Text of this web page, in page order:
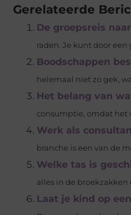
Gerelateerde
De groepsreis
raden. Je kunt door een
Boodschappen
helemaal niet zo gek,
Het belang van
consumptie, omdat het
Werk als
branche is een van de
Welke tas is
alles in de broekzakken
Laat je kind op